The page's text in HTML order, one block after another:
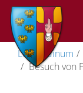
Auftrag
und
Ziel
Der
Auftrag
Vorwort
Gemeinsame
II.
Vat:
Presbyterorum
Geistliche
Ausbildung
Im
Herzen
Träger
Direktor
Leopoldinum
Besuch von